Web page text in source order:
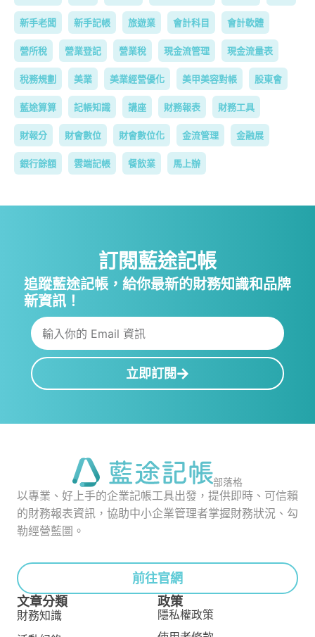
新手老闆 新手記帳 旅遊業 會計科目 會計軟體
營所稅 營業登記 營業稅 現金流管理 現金流量表
稅務規劃 美業 美業經營優化 美甲美容對帳 股東會
藍途算算 記帳知識 講座 財務報表 財務工具
財報分 財會數位 財會數位化 金流管理 金融展
銀行餘額 雲端記帳 餐飲業 馬上辦
訂閱藍途記帳
追蹤藍途記帳，給你最新的財務知識和品牌
新資訊！
立即訂閱
部落格
以專業、好上手的企業記帳工具出發，提供即時、可信賴
的財務報表資訊，協助中小企業管理者掌握財務狀況、勾
勒經營藍圖。
前往官網
文章分類
財務知識
政策
隱私權政策